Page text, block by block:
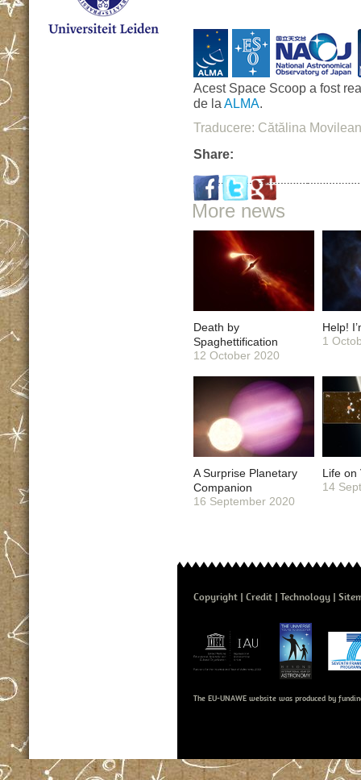
Acest Space Scoop a fost
de la ALMA.
Traducere: Cătălina
Share:
More news
Death by
Spaghettification
12 October 2020
Help!
1
A Surprise Planetary
Companion
16 September 2020
Life on
14
Copyright Credit Technology
The EU-UNAWE website was produced by